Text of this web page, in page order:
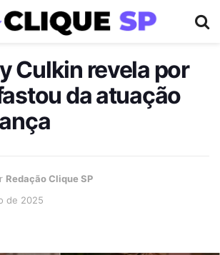
Culkin revela por
da atuação
Redação Clique SP
de 2025